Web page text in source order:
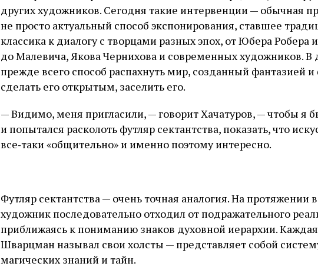
других художников. Сегодня такие интервенции — обычная
не просто актуальный способ экспонирования, ставшее
классика к диалогу с творцами разных эпох, от Юбера Робера
до Малевича, Якова Чернихова и современных художников. В
прежде всего способ распахнуть мир, созданный фантазией
сделать его открытым, заселить его.
— Видимо, меня пригласили, — говорит Хачатуров, — чтобы я
и попытался расколоть футляр сектантства, показать, что
все‑таки «общительно» и именно поэтому интересно.
Футляр сектантства — очень точная аналогия. На протяжении
художник последовательно отходил от подражательного
приближаясь к пониманию знаков духовной иерархии. Каждая
Шварцман называл свои холсты — представляет собой
магических знаний и тайн.